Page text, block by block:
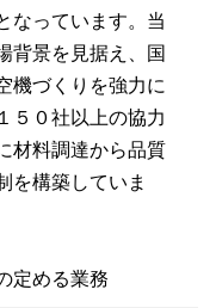
なっています。当
背景を見据え、国
機づくりを強力に
５０社以上の協力
材料調達から品質
を構築していま
定める業務